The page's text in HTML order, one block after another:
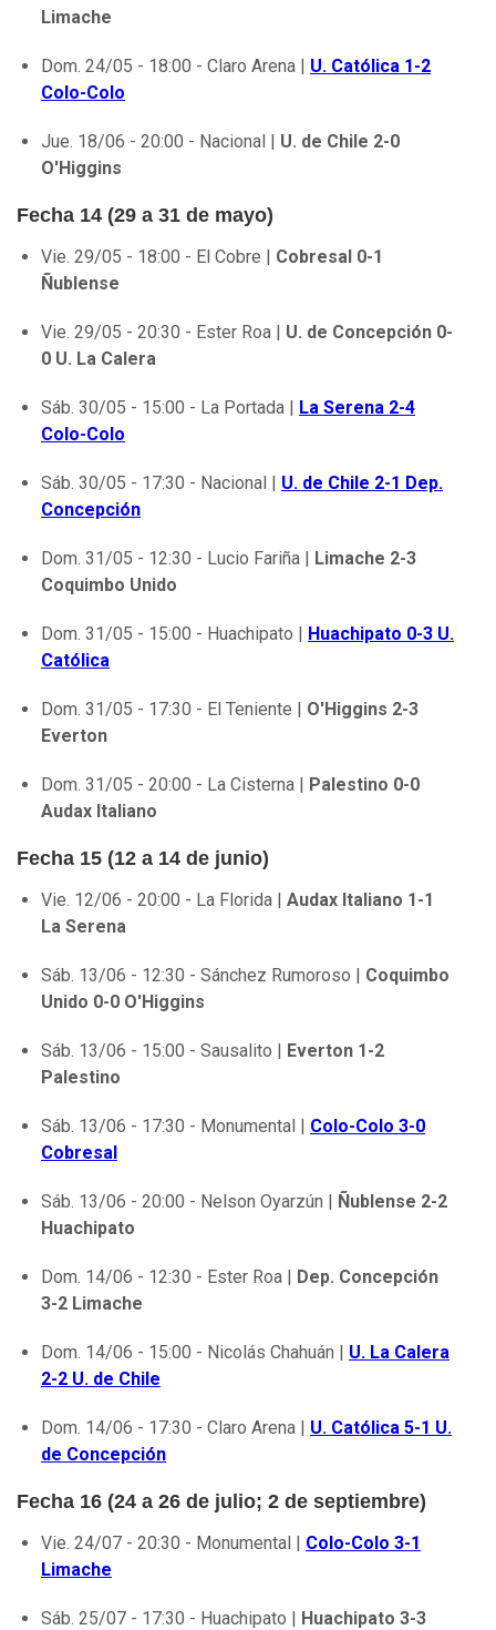
Limache
Dom. 24/05 - 18:00 - Claro Arena | U. Católica 1-2
Colo-Colo
Jue. 18/06 - 20:00 - Nacional | U. de Chile 2-0
O'Higgins
Fecha 14 (29 a 31 de mayo)
Vie. 29/05 - 18:00 - El Cobre | Cobresal 0-1
Ñublense
Vie. 29/05 - 20:30 - Ester Roa | U. de Concepción 0-
0 U. La Calera
Sáb. 30/05 - 15:00 - La Portada | La Serena 2-4
Colo-Colo
Sáb. 30/05 - 17:30 - Nacional | U. de Chile 2-1 Dep.
Concepción
Dom. 31/05 - 12:30 - Lucio Fariña | Limache 2-3
Coquimbo Unido
Dom. 31/05 - 15:00 - Huachipato | Huachipato 0-3 U.
Católica
Dom. 31/05 - 17:30 - El Teniente | O'Higgins 2-3
Everton
Dom. 31/05 - 20:00 - La Cisterna | Palestino 0-0
Audax Italiano
Fecha 15 (12 a 14 de junio)
Vie. 12/06 - 20:00 - La Florida | Audax Italiano 1-1
La Serena
Sáb. 13/06 - 12:30 - Sánchez Rumoroso | Coquimbo
Unido 0-0 O'Higgins
Sáb. 13/06 - 15:00 - Sausalito | Everton 1-2
Palestino
Sáb. 13/06 - 17:30 - Monumental | Colo-Colo 3-0
Cobresal
Sáb. 13/06 - 20:00 - Nelson Oyarzún | Ñublense 2-2
Huachipato
Dom. 14/06 - 12:30 - Ester Roa | Dep. Concepción
3-2 Limache
Dom. 14/06 - 15:00 - Nicolás Chahuán | U. La Calera
2-2 U. de Chile
Dom. 14/06 - 17:30 - Claro Arena | U. Católica 5-1 U.
de Concepción
Fecha 16 (24 a 26 de julio; 2 de septiembre)
Vie. 24/07 - 20:30 - Monumental | Colo-Colo 3-1
Limache
Sáb. 25/07 - 17:30 - Huachipato | Huachipato 3-3